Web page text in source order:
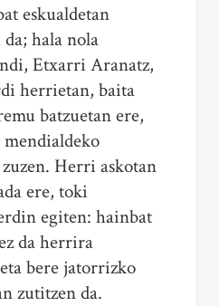
eskualdetan
hala nola
Etxarri Aranatz,
herrietan, baita
batzuetan ere,
Herri askotan
ere, toki
egiten: hainbat
da herrira
bere jatorrizko
zutitzen da.